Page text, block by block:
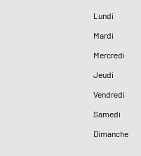
Lundi
Mardi
Mercredi
Jeudi
Vendredi
Samedi
Dimanche